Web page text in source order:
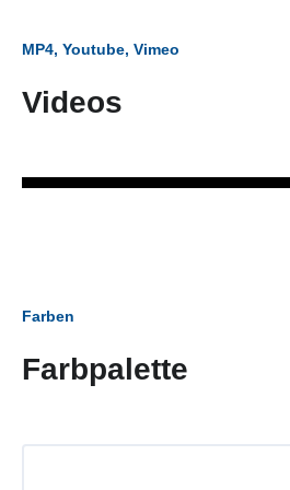
MP4, Youtube, Vimeo
Videos
Farben
Farbpalette